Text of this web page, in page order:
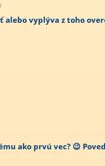
vyplýva z toho
ako prvú vec? 😉